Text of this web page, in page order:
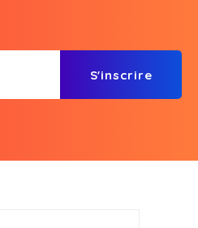
S'inscrire